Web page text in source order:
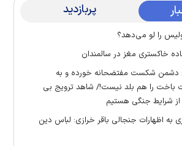
پربازدید
را لو می‌دهد؟
دشمن شکست مفتضحانه خورده و به
باخت را هم بلد نیست!/ شاهد ترویج بی
از شرایط جنگی هستیم
اظهارات جنجالی باقر خرازی: لباس دین